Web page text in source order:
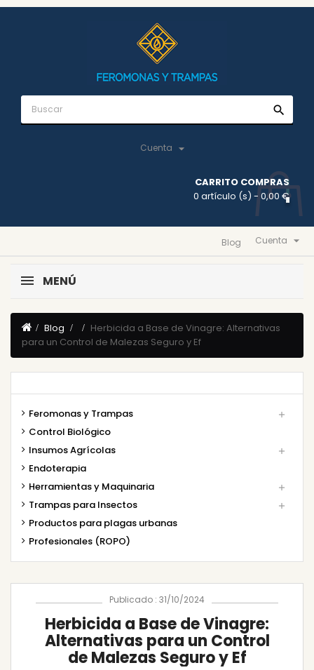
search
Cuenta 
CARRITO COMPRAS
0 artículo (s) - 0,00 €
Cuenta 
Blog
MENÚ
Blog
Herbicida a Base de Vinagre: Alternativas
para un Control de Malezas Seguro y Ef
Feromonas y Trampas 
Control Biológico
Insumos Agrícolas

Endoterapia
Herramientas y Maquinaria

Trampas para Insectos 
Productos para plagas urbanas
Profesionales (ROPO)
Publicado : 31/10/2024
Herbicida a Base de Vinagre:
Alternativas para un Control
de Malezas Seguro y Ef